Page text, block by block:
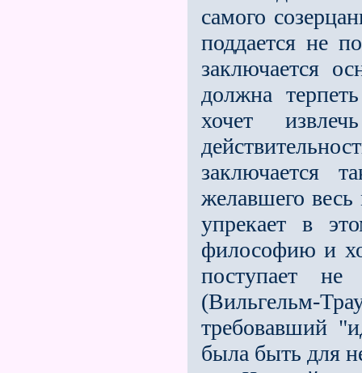
самого
поддается не
заключается
должна
хочет
заключается
желавшего
упрекает в
философию и
поступает
(Вильгельм-
требовавший
была быть для